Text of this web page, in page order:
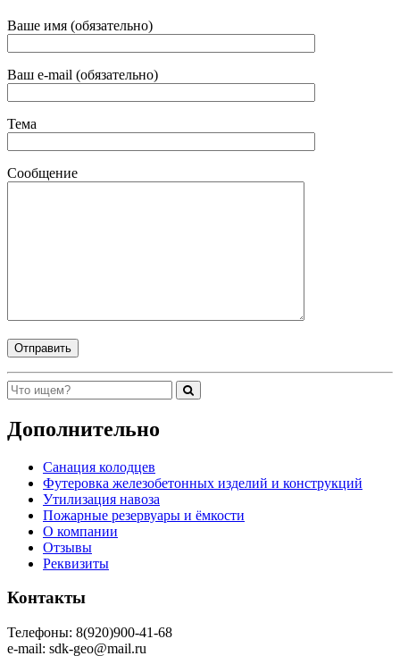
Ваше имя (обязательно)
Ваш e-mail (обязательно)
Тема
Сообщение
Дополнительно
Санация колодцев
Футеровка железобетонных изделий и конструкций
Утилизация навоза
Пожарные резервуары и ёмкости
О компании
Отзывы
Реквизиты
Контакты
Телефоны: 8(920)900-41-68
e-mail: sdk-geo@mail.ru